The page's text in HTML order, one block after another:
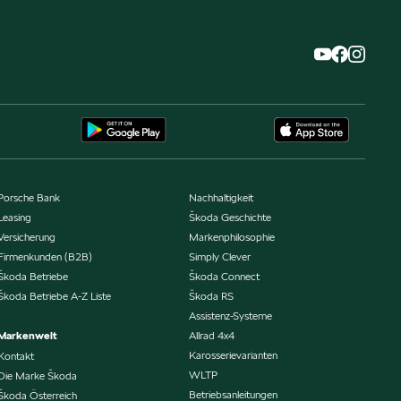
Bank
(B2B)
Betriebe
Betriebe A-Z Liste
Marke Škoda
Österreich
Nachhaltigkeit
Škoda Geschichte
Markenphilosophie
Simply Clever
Škoda Connect
Škoda RS
Assistenz-Systeme
Allrad 4x4
Karosserievarianten
WLTP
Betriebsanleitungen